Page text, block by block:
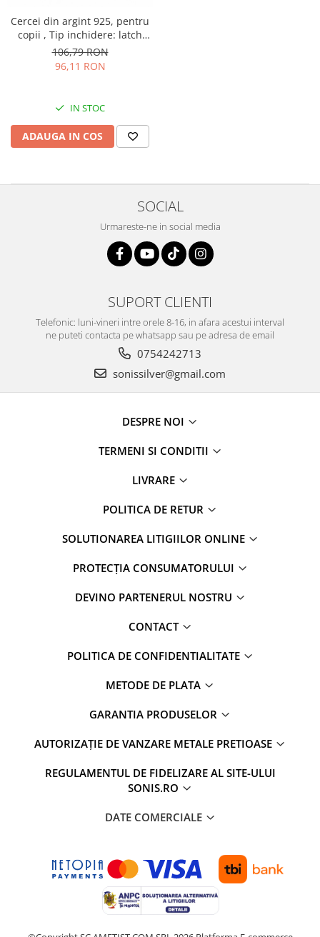
Cercei din argint 925, pentru
copii , Tip inchidere: latch
back (frantuzeasca), Piatra:
email, Culoare: mov si
alb,Sonis Silver
106,79 RON
96,11 RON
IN STOC
ADAUGA IN COS
SOCIAL
Urmareste-ne in social media
SUPORT CLIENTI
Telefonic: luni-vineri intre orele 8-16, in afara acestui interval
ne puteti contacta pe whatsapp sau pe adresa de email
0754242713
sonissilver@gmail.com
DESPRE NOI
TERMENI SI CONDITII
LIVRARE
POLITICA DE RETUR
SOLUTIONAREA LITIGIILOR ONLINE
PROTECȚIA CONSUMATORULUI
DEVINO PARTENERUL NOSTRU
CONTACT
POLITICA DE CONFIDENTIALITATE
METODE DE PLATA
GARANTIA PRODUSELOR
AUTORIZAȚIE DE VANZARE METALE PRETIOASE
REGULAMENTUL DE FIDELIZARE AL SITE-ULUI
SONIS.RO
DATE COMERCIALE